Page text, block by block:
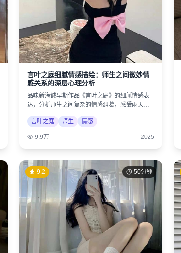
言叶之庭细腻情感描绘：师生之间微妙情
感关系的深层心理分析
品味新海诚早期作品《言叶之庭》的细腻情感表
达，分析师生之间复杂的情感纠葛，感受雨天的
诗意美学。
言叶之庭
师生 情感
9.9万 2025
50分钟
9.2